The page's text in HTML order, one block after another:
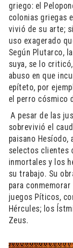
griego: el
colonias griegas
vivió de su arte;
uso exagerado
Según Plutarco,
suya, se lo
abuso en que
epíteto, por
el perro cósmico
A pesar de las
sobrevivió el
paisano Hesíodo,
selectos clientes
inmortales y los
su trabajo. Su
para
juegos Píticos,
Hércules; los
Zeus.